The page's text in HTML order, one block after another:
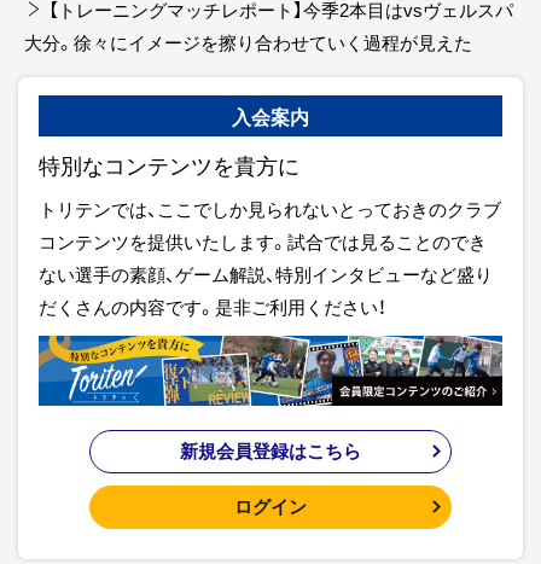
【トレーニングマッチレポート】今季2本目はvsヴェルスパ
大分。徐々にイメージを擦り合わせていく過程が見えた
入会案内
特別なコンテンツを貴方に
トリテンでは、ここでしか見られないとっておきのクラブ
コンテンツを提供いたします。試合では見ることのでき
ない選手の素顔、ゲーム解説、特別インタビューなど盛り
だくさんの内容です。是非ご利用ください！
新規会員登録はこちら
ログイン